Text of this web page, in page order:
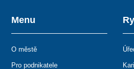
Menu
O městě
Pro podnikatele